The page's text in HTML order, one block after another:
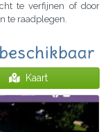
te verfijnen of door
te raadplegen.
Kaart